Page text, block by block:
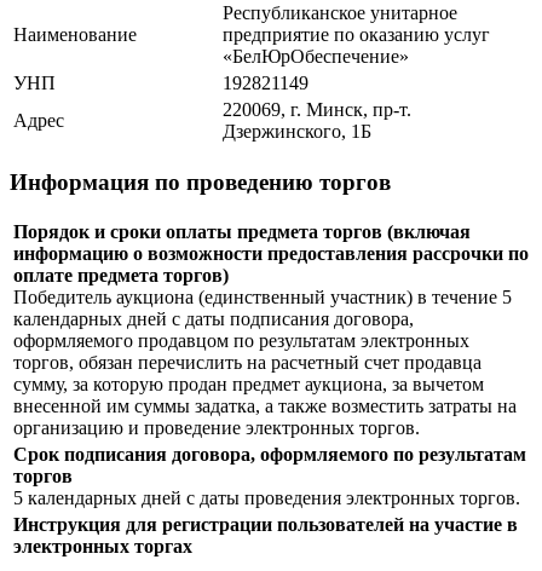
Наименование
Республиканское унитарное
предприятие по оказанию услуг
«БелЮрОбеспечение»
УНП
192821149
Адрес
220069, г. Минск, пр-т.
Дзержинского, 1Б
Информация по проведению торгов
Порядок и сроки оплаты предмета торгов (включая
информацию о возможности предоставления рассрочки по
оплате предмета торгов)
Победитель аукциона (единственный участник) в течение 5
календарных дней с даты подписания договора,
оформляемого продавцом по результатам электронных
торгов, обязан перечислить на расчетный счет продавца
сумму, за которую продан предмет аукциона, за вычетом
внесенной им суммы задатка, а также возместить затраты на
организацию и проведение электронных торгов.
Срок подписания договора, оформляемого по результатам
торгов
5 календарных дней с даты проведения электронных торгов.
Инструкция для регистрации пользователей на участие в
электронных торгах